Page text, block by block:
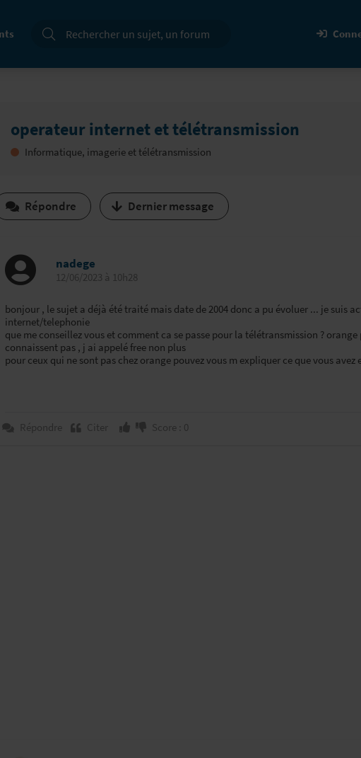
Recherche
operateur internet et télétransmission
Informatique, imagerie et télétransmission
Répondre Dernier message
nadege
12/06/2023 à 10h28
bonjour , le sujet a déjà été traité mais date de 2004 donc a pu évoluer ... je suis
internet/telephonie
que me conseillez vous et comment ca se passe pour la télétransmission ?
connaissent pas , j ai appelé free non plus
pour ceux qui ne sont pas chez orange pouvez vous m expliquer ce que vous
Répondre Citer Score : 0